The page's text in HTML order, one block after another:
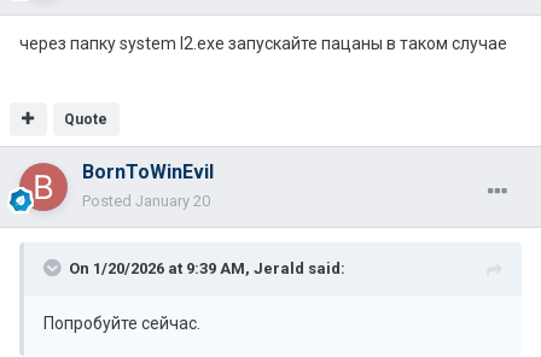
через папку system l2.exe запускайте пацаны в таком случае
Quote
BornToWinEvil
Posted January 20
On 1/20/2026 at 9:39 AM, Jerald said:
Попробуйте сейчас.